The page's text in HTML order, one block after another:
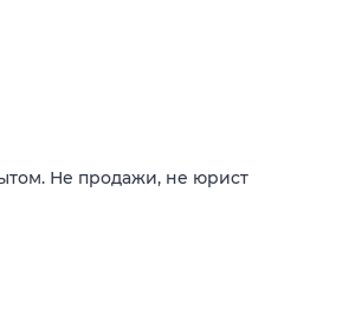
Не продажи, не юрист